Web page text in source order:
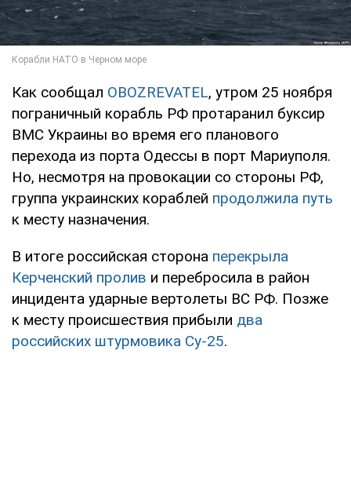
Как сообщал OBOZREVATEL, утром 25 ноября
пограничный корабль РФ протаранил буксир
ВМС Украины во время его планового
перехода из порта Одессы в порт Мариуполя.
Но, несмотря на провокации со стороны РФ,
группа украинских кораблей продолжила путь
к месту назначения.
В итоге российская сторона перекрыла
Керченский пролив и перебросила в район
инцидента ударные вертолеты ВС РФ. Позже
к месту происшествия прибыли два
российских штурмовика Су-25.